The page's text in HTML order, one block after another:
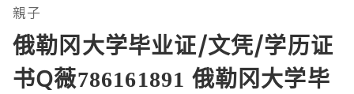
親子
俄勒冈大学毕业证/文凭/学历证
书Q薇786161891 俄勒冈大学毕